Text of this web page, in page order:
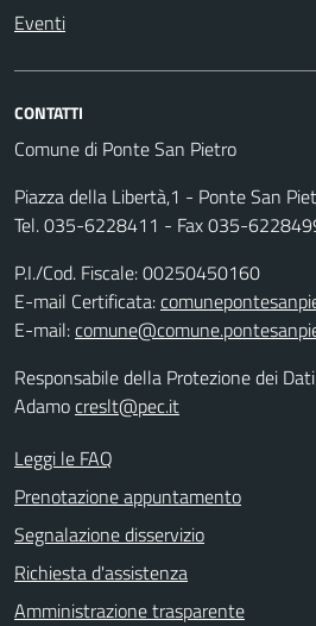
Eventi
CONTATTI
Comune di Ponte San Pietro
Piazza della Libertà,1 - Ponte San
Tel. 035-6228411 - Fax 035-
P.I./Cod. Fiscale: 00250450160
E-mail Certificata:
E-mail:
Responsabile della Protezione dei
Adamocreslt@pec.it
Leggi le FAQ
Prenotazione appuntamento
Segnalazione disservizio
Richiesta d'assistenza
Amministrazione trasparente